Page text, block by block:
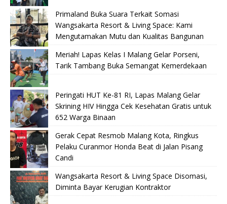
Primaland Buka Suara Terkait Somasi
Wangsakarta Resort & Living Space: Kami
Mengutamakan Mutu dan Kualitas Bangunan
Meriah! Lapas Kelas I Malang Gelar Porseni,
Tarik Tambang Buka Semangat Kemerdekaan
Peringati HUT Ke-81 RI, Lapas Malang Gelar
Skrining HIV Hingga Cek Kesehatan Gratis untuk
652 Warga Binaan
Gerak Cepat Resmob Malang Kota, Ringkus
Pelaku Curanmor Honda Beat di Jalan Pisang
Candi
Wangsakarta Resort & Living Space Disomasi,
Diminta Bayar Kerugian Kontraktor